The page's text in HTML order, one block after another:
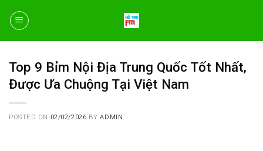
content
Top 9 Bỉm Nội Địa Trung Quốc Tốt Nhất,
Được Ưa Chuộng Tại Việt Nam
POSTED ON 02/02/2026 BYADMIN